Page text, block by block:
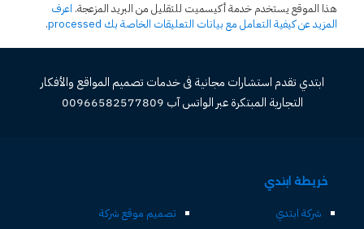
هذا الموقع يستخدم خدمة أكيسميت للتقليل من البريد المزعجة. اعرف
المزيد عن كيفية التعامل مع بيانات التعليقات الخاصة بك processed
.
ابتدي تقدم استشارات مجانية فى خدمات تصميم المواقع والأفكار
التجارية المبتكرة عبر الواتس آب 00966582577809
خريطة ابتدي
شركة ابتدي
تصميم موقع شركة